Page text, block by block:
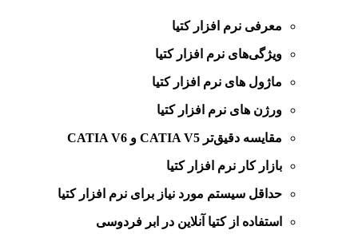
معرفی نرم افزار کتیا
ویژگی‌های نرم افزار کتیا
ماژول‌ های نرم افزار کتیا
ورژن‌ های نرم افزار کتیا
مقایسه دقیق‌تر CATIA V5 و CATIA V6
بازار کار نرم افزار کتیا
حداقل سیستم مورد نیاز برای نرم افزار کتیا
استفاده از کتیا آنلاین در ابر فردوسی